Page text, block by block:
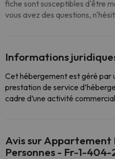
fiche sont susceptibles d'être
vous avez des questions,
Informations
Cet hébergement est géré par
prestation de service
cadre d’une activité
Avis sur Appartement
Personnes - Fr-1-404-